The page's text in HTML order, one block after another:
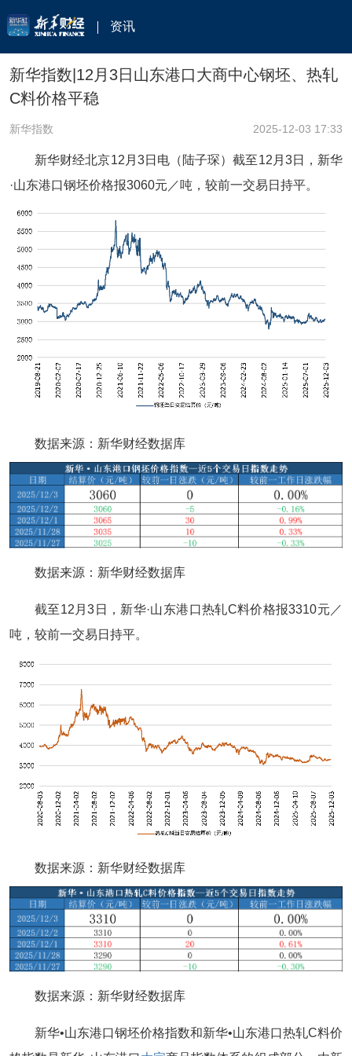
资讯
新华指数|12月3日山东港口大商中心钢坯、热轧
C料价格平稳
新华指数 2025-12-03 17:33
新华财经北京12月3日电（陆子琛）截至12月3日，新华
·山东港口钢坯价格报3060元／吨，较前一交易日持平。
数据来源：新华财经数据库
数据来源：新华财经数据库
截至12月3日，新华·山东港口热轧C料价格报3310元／
吨，较前一交易日持平。
数据来源：新华财经数据库
数据来源：新华财经数据库
新华•山东港口钢坯价格指数和新华•山东港口热轧C料价